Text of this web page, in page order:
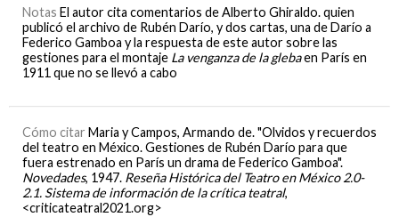
Notas El autor cita comentarios de Alberto Ghiraldo. quien
publicó el archivo de Rubén Darío, y dos cartas, una de Darío a
Federico Gamboa y la respuesta de este autor sobre las
gestiones para el montaje La venganza de la glebaen París en
1911 que no se llevó a cabo
Cómo citar Maria y Campos, Armando de. "Olvidos y recuerdos
del teatro en México. Gestiones de Rubén Darío para que
fuera estrenado en París un drama de Federico Gamboa".
Novedades, 1947. Reseña Histórica del Teatro en México 2.0-
2.1. Sistema de información de la crítica teatral,
<criticateatral2021.org>